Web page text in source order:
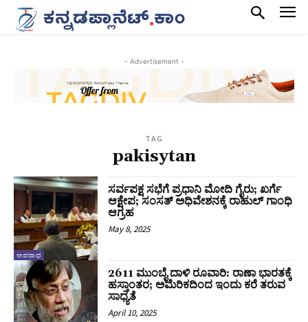
- Advertisement -
TAG
pakisytan
ಅಪರಾಧ
ಸರ್ವಪಕ್ಷ ಸಭೆಗೆ ಪ್ರಧಾನಿ ಮೋದಿ ಗೈರು; ಖರ್ಗೆ
ಆಕ್ಷೇಪ; ಸಂಸತ್‌ ಅಧಿವೇಶನಕ್ಕೆ ರಾಹುಲ್‌ ಗಾಂಧಿ
ಆಗ್ರಹ
May 8, 2025
2611 ಮುಂಬೈ ದಾಳಿ ರೂವಾರಿ: ರಾಣಾ ಭಾರತಕ್ಕೆ
ಹಸ್ತಾಂತರ; ಅಮೆರಿಕದಿಂದ ಇಂದು ಕರೆ ತರುವ
ಸಾಧ್ಯತೆ
April 10, 2025